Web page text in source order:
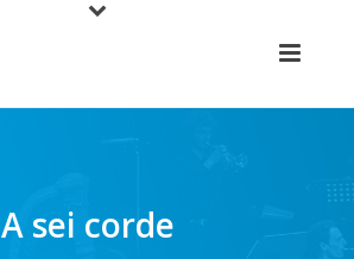
A sei corde